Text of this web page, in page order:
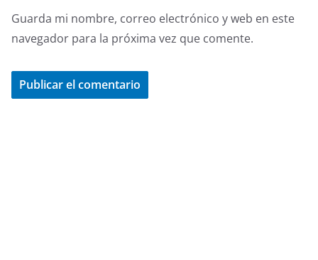
Guarda mi nombre, correo electrónico y web en este
navegador para la próxima vez que comente.